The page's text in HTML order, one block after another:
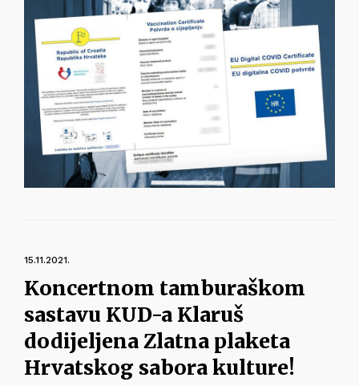
15.11.2021.
Koncertnom tamburaškom
sastavu KUD-a Klaruš
dodijeljena Zlatna plaketa
Hrvatskog sabora kulture!